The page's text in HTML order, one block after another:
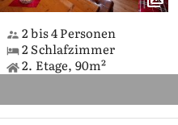
2 bis 4 Personen
2 Schlafzimmer
2. Etage, 90m²